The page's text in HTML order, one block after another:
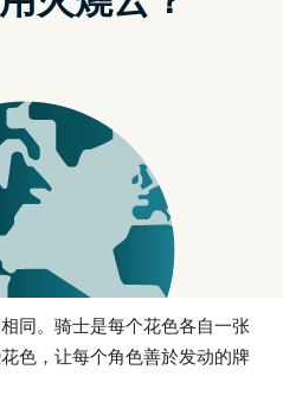
，擅长连击、暗杀、抽牌、滤
式登场的法师妮可拉的代表塔
性魔法与咏唱类技能。每个角
备一种技能，越强的牌型技能
同。骑士是每个花色各自一张
色，让每个角色善於发动的牌